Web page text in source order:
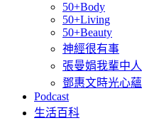
50+Body
50+Living
50+Beauty
神經很有事
張曼娟我輩中人
鄧惠文時光心蘊
Podcast
生活百科